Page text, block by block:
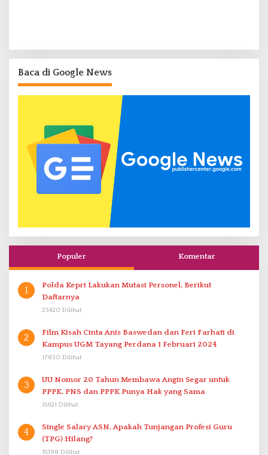
Baca di Google News
Populer Komentar
1
Polda Kepri Lakukan Mutasi Personel, Berikut
Daftarnya
23420 Dilihat
2
Film Kisah Cinta Anis Baswedan dan Feri Farhati di
Kampus UGM Tayang Perdana 1 Februari 2024
17830 Dilihat
3
UU Nomor 20 Tahun Membawa Angin Segar untuk
PPPK. PNS dan PPPK Punya Hak yang Sama
15621 Dilihat
4
Single Salary ASN, Apakah Tunjangan Profesi Guru
(TPG) Hilang?
15398 Dilihat